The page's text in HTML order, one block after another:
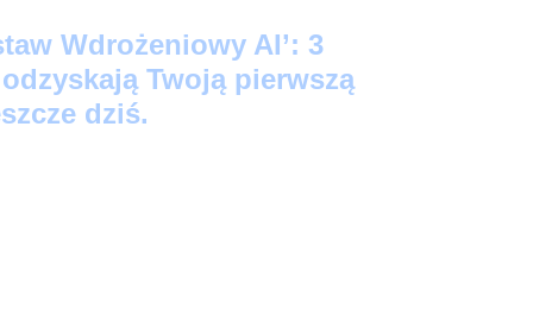
Wdrożeniowy AI’: 3
Twoją pierwszą
dziś.